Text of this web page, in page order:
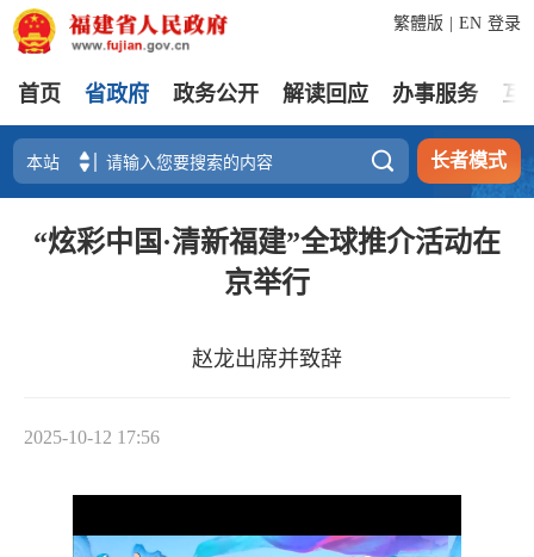
登录
繁體版 EN
首页 省政府 政务公开 解读回应 办事服务 互
 长者模式
“炫彩中国·清新福建”全球推介活动在
京举行
赵龙出席并致辞
2025-10-12 17:56